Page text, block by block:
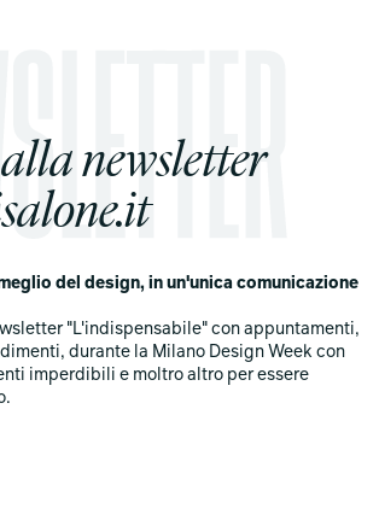
newsletter
del design, in un'unica comunicazione
"L'indispensabile" con appuntamenti,
durante la Milano Design Week con
imperdibili e moltro altro per essere